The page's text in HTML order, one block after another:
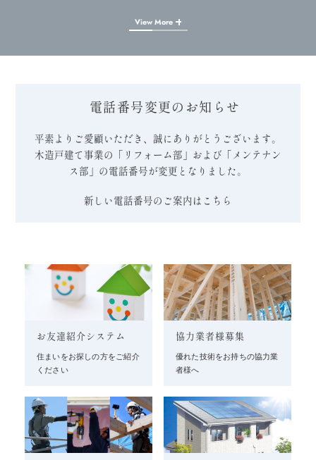
View More
電話番号変更のお知らせ
平素よりご愛顧いただき、誠にありがとうございます。
木造戸建て事業の「リフォーム部」および「メンテナン
ス部」の電話番号が変更となりました。
新しい電話番号のご案内はこちら
お友達紹介システム
住まいをお探しの方をご紹介
ください
協力業者様募集
優れた技術をお持ちの協力業
者様へ